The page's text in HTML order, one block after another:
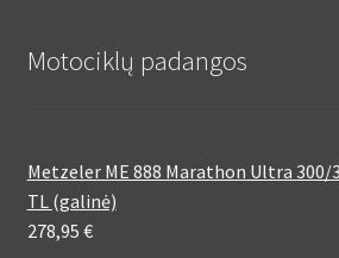
Motociklų padangos
Metzeler ME 888 Marathon Ultra 300/
TL (galinė)
278,95 €